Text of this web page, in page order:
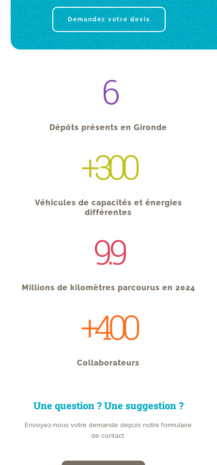
Demandez votre devis
6
Dépôts présents en Gironde
+300
Véhicules de capacités et énergies
différentes
9.9
Millions de kilomètres parcourus en 2024
+400
Collaborateurs
Une question ? Une suggestion ?
Envoyez-nous votre demande depuis notre formulaire
de contact.